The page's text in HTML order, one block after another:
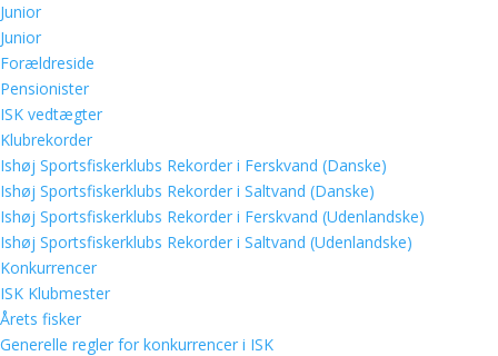
Junior
Junior
Forældreside
Pensionister
ISK vedtægter
Klubrekorder
Ishøj Sportsfiskerklubs Rekorder i Ferskvand (Danske)
Ishøj Sportsfiskerklubs Rekorder i Saltvand (Danske)
Ishøj Sportsfiskerklubs Rekorder i Ferskvand (Udenlandske)
Ishøj Sportsfiskerklubs Rekorder i Saltvand (Udenlandske)
Konkurrencer
ISK Klubmester
Årets fisker
Generelle regler for konkurrencer i ISK